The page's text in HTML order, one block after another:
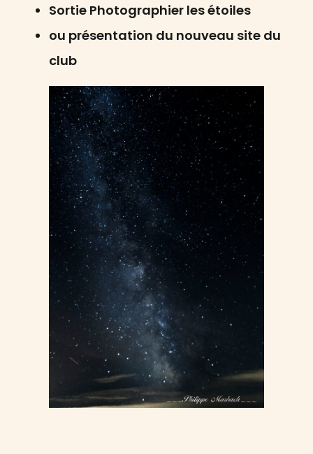
Sortie Photographier les étoiles
ou présentation du nouveau site du
club